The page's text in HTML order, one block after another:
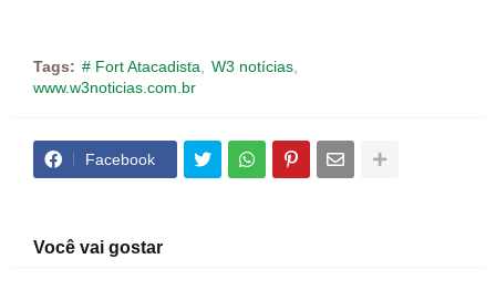
Tags: # Fort Atacadista
W3 notícias
www.w3noticias.com.br
Facebook
Você vai gostar